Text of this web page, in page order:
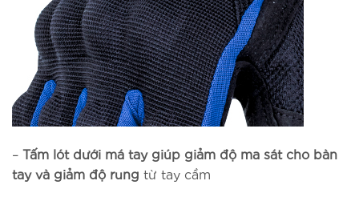
– Tấm lót dưới má tay giúp giảm độ ma sát cho bàn
tay và giảm độ rung từ tay cầm